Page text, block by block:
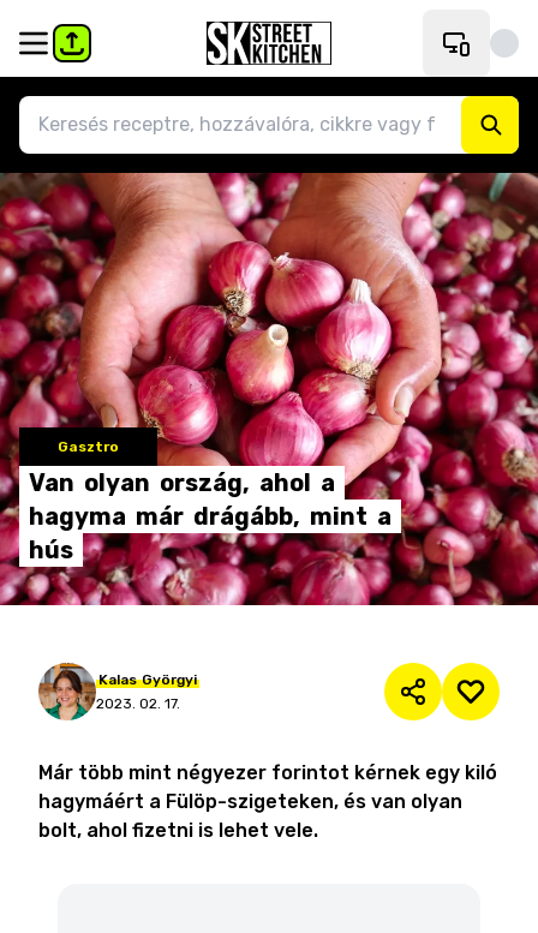
Gasztro
Van olyan ország, ahol a
hagyma már drágább, mint a
hús
Kalas Györgyi
2023. 02. 17.
Már több mint négyezer forintot kérnek egy kiló
hagymáért a Fülöp-szigeteken, és van olyan
bolt, ahol fizetni is lehet vele.